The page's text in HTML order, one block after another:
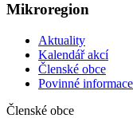
Mikroregion
Aktuality
Kalendář akcí
Členské obce
Povinné informace
Členské obce